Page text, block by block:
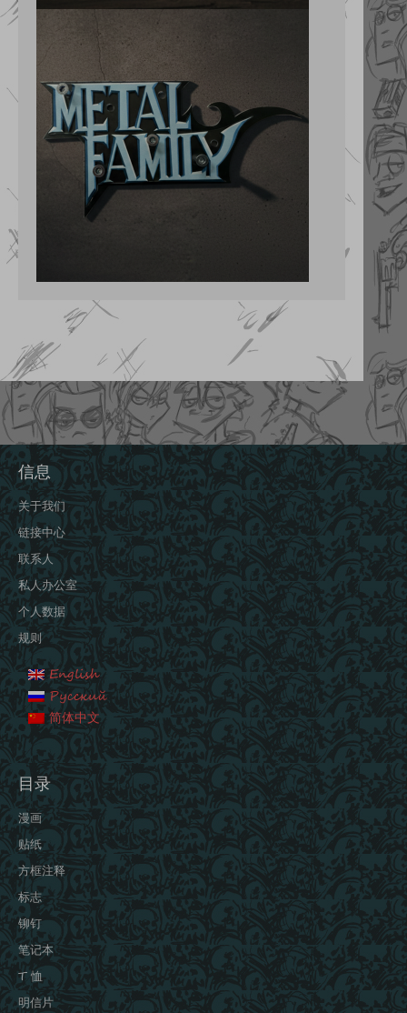
信息
关于我们
链接中心
联系人
私人办公室
个人数据
规则
English
Русский
简体中文
目录
漫画
贴纸
方框注释
标志
铆钉
笔记本
T 恤
明信片